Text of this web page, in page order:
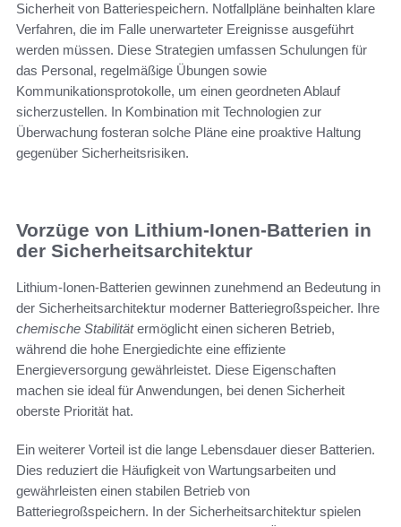
Sicherheit von Batteriespeichern. Notfallpläne beinhalten klare
Verfahren, die im Falle unerwarteter Ereignisse ausgeführt
werden müssen. Diese Strategien umfassen Schulungen für
das Personal, regelmäßige Übungen sowie
Kommunikationsprotokolle, um einen geordneten Ablauf
sicherzustellen. In Kombination mit Technologien zur
Überwachung fosteran solche Pläne eine proaktive Haltung
gegenüber Sicherheitsrisiken.
Vorzüge von Lithium-Ionen-Batterien in
der Sicherheitsarchitektur
Lithium-Ionen-Batterien gewinnen zunehmend an Bedeutung in
der Sicherheitsarchitektur moderner Batteriegroßspeicher. Ihre
chemische Stabilitätermöglicht einen sicheren Betrieb,
während die hohe Energiedichte eine effiziente
Energieversorgung gewährleistet. Diese Eigenschaften
machen sie ideal für Anwendungen, bei denen Sicherheit
oberste Priorität hat.
Ein weiterer Vorteil ist die lange Lebensdauer dieser Batterien.
Dies reduziert die Häufigkeit von Wartungsarbeiten und
gewährleisten einen stabilen Betrieb von
Batteriegroßspeichern. In der Sicherheitsarchitektur spielen